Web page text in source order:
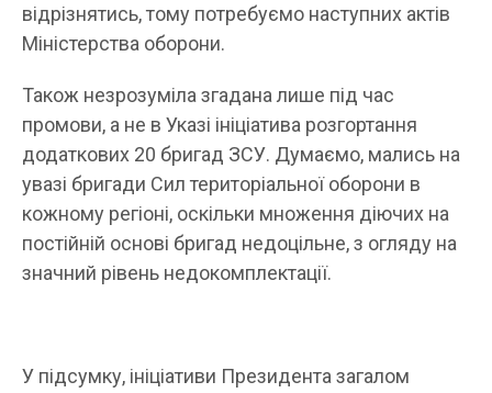
відрізнятись, тому потребуємо наступних актів
Міністерства оборони.
Також незрозуміла згадана лише під час
промови, а не в Указі ініціатива розгортання
додаткових 20 бригад ЗСУ. Думаємо, мались на
увазі бригади Сил територіальної оборони в
кожному регіоні, оскільки множення діючих на
постійній основі бригад недоцільне, з огляду на
значний рівень недокомплектації.
У підсумку, ініціативи Президента загалом